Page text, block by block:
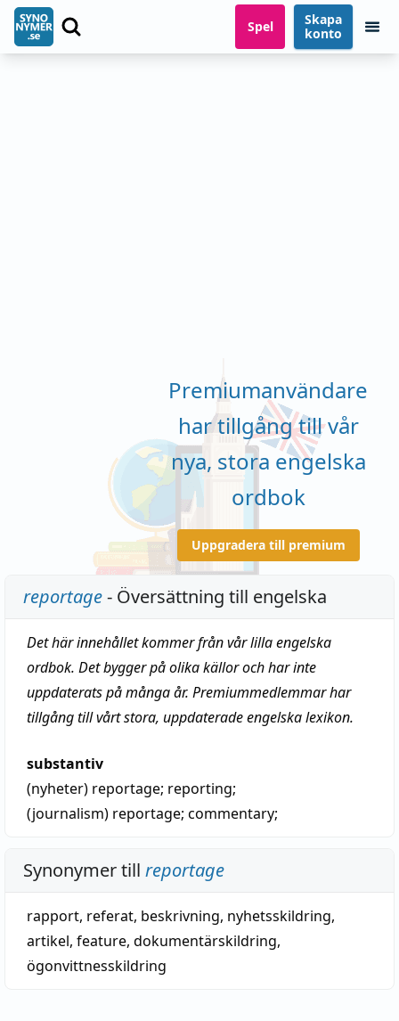
Spel
Skapa
konto
Premiumanvändare
har tillgång till vår
nya, stora engelska
ordbok
Uppgradera till premium
reportage- Översättning till engelska
Det här innehållet kommer från vår lilla engelska
ordbok. Det bygger på olika källor och har inte
uppdaterats på många år. Premiummedlemmar har
tillgång till vårt stora, uppdaterade engelska lexikon.
substantiv
(nyheter) reportage; reporting;
(journalism) reportage; commentary;
Synonymer till reportage
rapport, referat, beskrivning, nyhetsskildring,
artikel, feature, dokumentärskildring,
ögonvittnesskildring